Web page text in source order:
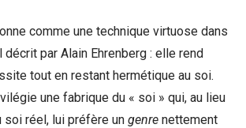
comme une technique virtuose dans
par Alain Ehrenberg : elle rend
tout en restant hermétique au soi.
une fabrique du « soi » qui, au lieu
soi réel, lui préfère un genre nettement